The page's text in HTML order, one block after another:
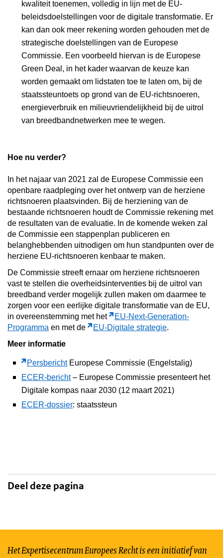
kwaliteit toenemen, volledig in lijn met de EU-
beleidsdoelstellingen voor de digitale transformatie. Er
kan dan ook meer rekening worden gehouden met de
strategische doelstellingen van de Europese
Commissie. Een voorbeeld hiervan is de Europese
Green Deal, in het kader waarvan de keuze kan
worden gemaakt om lidstaten toe te laten om, bij de
staatssteuntoets op grond van de EU-richtsnoeren,
energieverbruik en milieuvriendelijkheid bij de uitrol
van breedbandnetwerken mee te wegen.
Hoe nu verder?
In het najaar van 2021 zal de Europese Commissie een
openbare raadpleging over het ontwerp van de herziene
richtsnoeren plaatsvinden. Bij de herziening van de
bestaande richtsnoeren houdt de Commissie rekening met
de resultaten van de evaluatie. In de komende weken zal
de Commissie een stappenplan publiceren en
belanghebbenden uitnodigen om hun standpunten over de
herziene EU-richtsnoeren kenbaar te maken.
De Commissie streeft ernaar om herziene richtsnoeren
vast te stellen die overheidsinterventies bij de uitrol van
breedband verder mogelijk zullen maken om daarmee te
zorgen voor een eerlijke digitale transformatie van de EU,
in overeenstemming met het
EU-Next-Generation-
Programma en met de EU-Digitale strategie.
Meer informatie
Persbericht Europese Commissie (Engelstalig)
ECER-bericht – Europese Commissie presenteert het
Digitale kompas naar 2030 (12 maart 2021)
ECER-dossier: staatssteun
Deel deze pagina
Het Expertisecentrum Europees Recht is een initiatief van